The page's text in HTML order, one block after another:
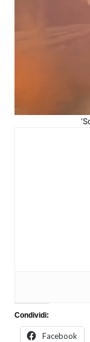
Condividi:
Facebook